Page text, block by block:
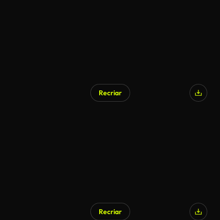
Recriar
Recriar